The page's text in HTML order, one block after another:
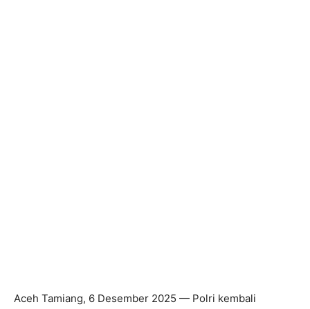
Aceh Tamiang, 6 Desember 2025 — Polri kembali